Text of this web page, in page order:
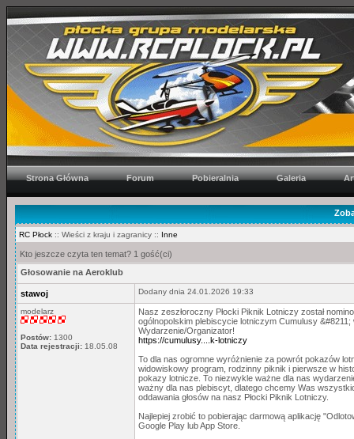
Strona Główna Forum Pobieralnia Galeria
RC Płock :: Wieści z kraju i zagranicy :: Inne
Kto jeszcze czyta ten temat? 1 gość(ci)
Głosowanie na Aeroklub
stawoj Dodany dnia 24.01.2026 19:33
modelarz
Postów: 1300
Data rejestracji: 18.05.08
Nasz zeszłoroczny Płocki Piknik Lotniczy został
ogólnopolskim plebiscycie lotniczym Cumulusy &#8211;
Wydarzenie/Organizator!
https://cumulusy....k-lotniczy
To dla nas ogromne wyróżnienie za powrót pokazów
widowiskowy program, rodzinny piknik i pierwsze w
pokazy lotnicze. To niezwykle ważne dla nas
ważny dla nas plebiscyt, dlatego chcemy Was
oddawania głosów na nasz Płocki Piknik Lotniczy.
Najlepiej zrobić to pobierając darmową aplikację
Google Play lub App Store.